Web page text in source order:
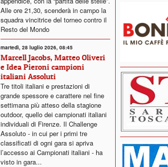
Alle ore 21,30, scenderà in campo la
squadra vincitrice del torneo contro il
Resto del Mondo
martedì, 28 luglio 2026, 08:45
Marcell Jacobs, Matteo Oliveri
e Idea Pieroni campioni
italiani Assoluti
Tre titoli italiani e prestazioni di
grande spessore e carattere nel fine
settimana più atteso della stagione
outdoor, quello dei campionati italiani
individuali di Firenze. Il Challenge
Assoluto - in cui per i primi tre
classificati di ogni gara si apriva
l’accesso ai Campionati italiani - ha
visto in gara...